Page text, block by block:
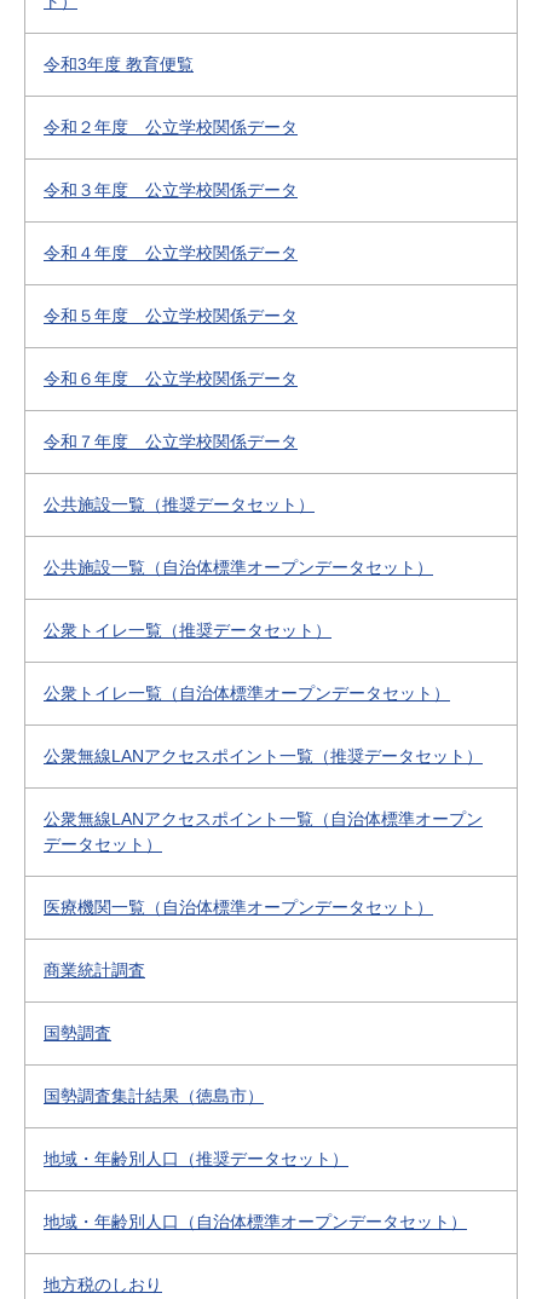
令和3年度 教育便覧
令和２年度 公立学校関係データ
令和３年度 公立学校関係データ
令和４年度 公立学校関係データ
令和５年度 公立学校関係データ
令和６年度 公立学校関係データ
令和７年度 公立学校関係データ
公共施設一覧（推奨データセット）
公共施設一覧（自治体標準オープンデータセット）
公衆トイレ一覧（推奨データセット）
公衆トイレ一覧（自治体標準オープンデータセット）
公衆無線LANアクセスポイント一覧（推奨データセット）
公衆無線LANアクセスポイント一覧（自治体標準オープン
データセット）
医療機関一覧（自治体標準オープンデータセット）
商業統計調査
国勢調査
国勢調査集計結果（徳島市）
地域・年齢別人口（推奨データセット）
地域・年齢別人口（自治体標準オープンデータセット）
地方税のしおり